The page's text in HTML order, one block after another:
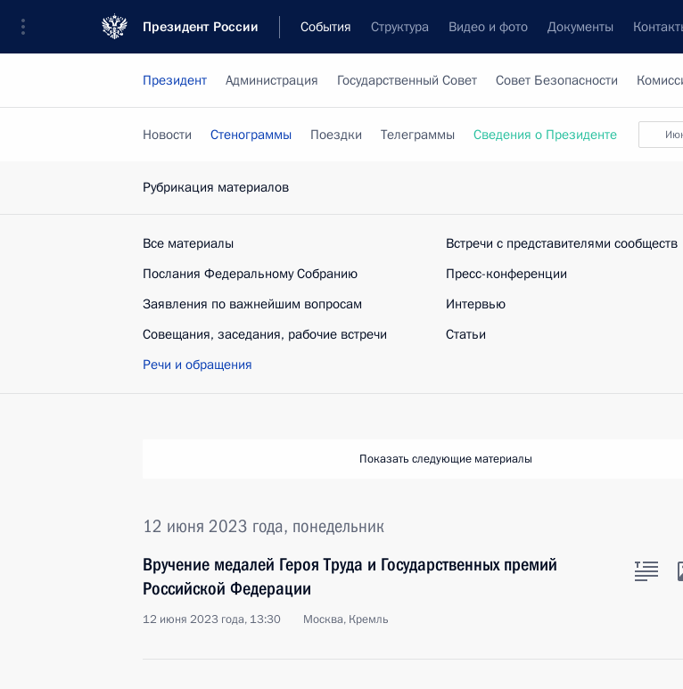
Президент России События Структура Видео и фото Документы
Президент Администрация Государственный Совет Совет Безопасности
Новости Стенограммы Поездки Телеграммы Сведения о Президенте
Рубрикация материалов
Все материалы
Послания Федеральному Собранию
Заявления по важнейшим вопросам
Совещания, заседания, рабочие встречи
Речи и обращения
Встречи с представителями сообществ
Пресс-конференции
Интервью
Статьи
Показать следующие материалы
12 июня 2023 года, понедельник
Вручение медалей Героя Труда и Государственных премий
Российской Федерации
12 июня 2023 года, 13:30 Москва, Кремль